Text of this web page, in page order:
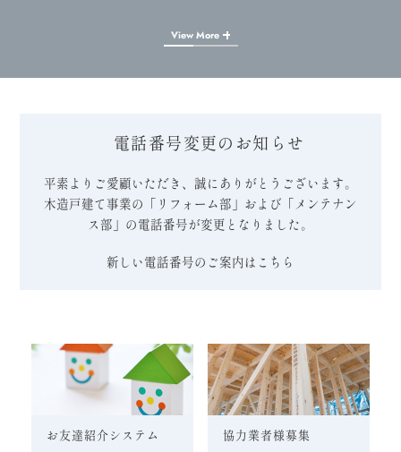
View More
電話番号変更のお知らせ
平素よりご愛顧いただき、誠にありがとうございます。
木造戸建て事業の「リフォーム部」および「メンテナン
ス部」の電話番号が変更となりました。
新しい電話番号のご案内はこちら
お友達紹介システム 協力業者様募集